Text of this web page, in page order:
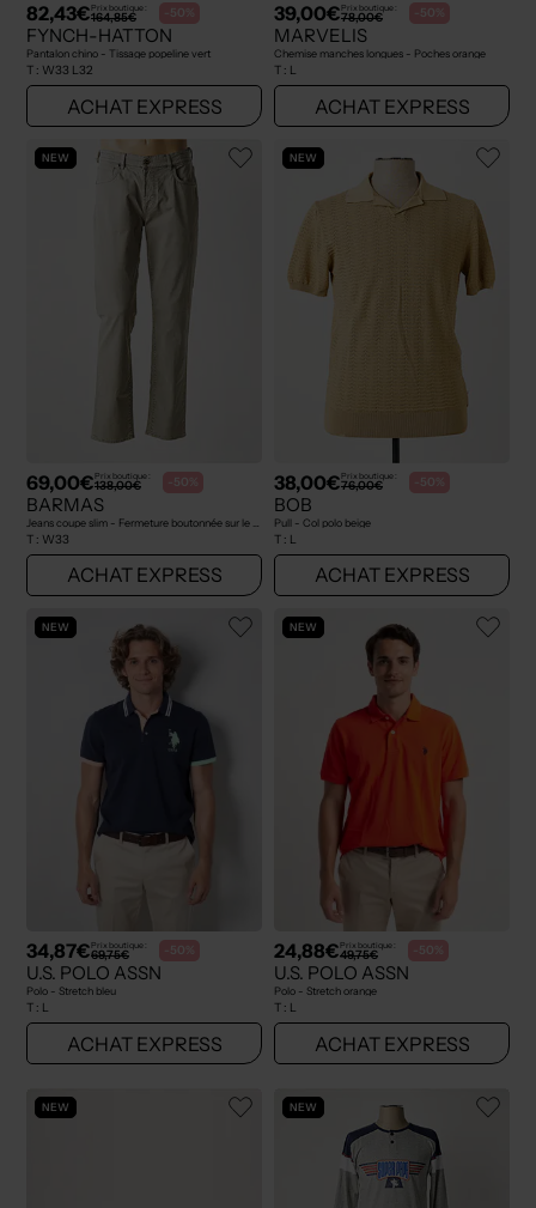
82,43€Prix boutique :
164,85€ -50%
FYNCH-HATTON
Pantalon chino - Tissage popeline vert
T : W33 L32
ACHAT EXPRESS
39,00€Prix boutique :
78,00€ -50%
MARVELIS
Chemise manches longues - Poches orange
T : L
ACHAT EXPRESS
NEW
69,00€Prix boutique :
138,00€ -50%
BARMAS
T : W33
ACHAT EXPRESS
NEW
38,00€Prix boutique :
76,00€ -50%
BOB
Pull - Col polo beige
T : L
ACHAT EXPRESS
NEW
34,87€Prix boutique :
69,75€ -50%
U.S. POLO ASSN
Polo - Stretch bleu
T : L
ACHAT EXPRESS
NEW
24,88€Prix boutique :
49,75€ -50%
U.S. POLO ASSN
Polo - Stretch orange
T : L
ACHAT EXPRESS
NEW NEW